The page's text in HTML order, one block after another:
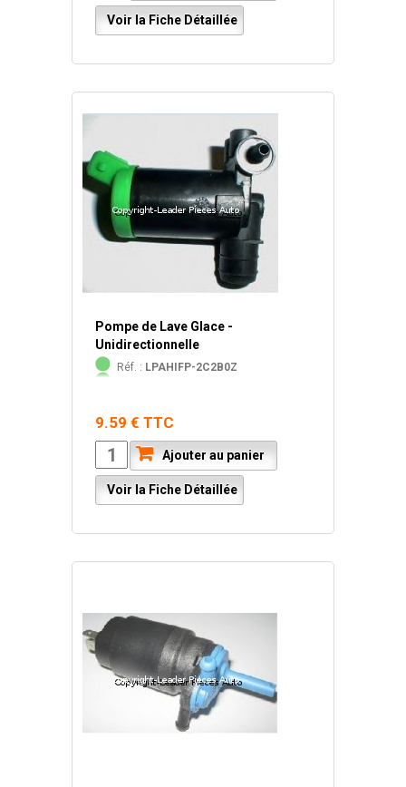
Voir la Fiche Détaillée
Pompe de Lave Glace -
Unidirectionnelle
Réf. : LPAHIFP-2C2B0Z
9.59 € TTC
Ajouter au panier
Voir la Fiche Détaillée